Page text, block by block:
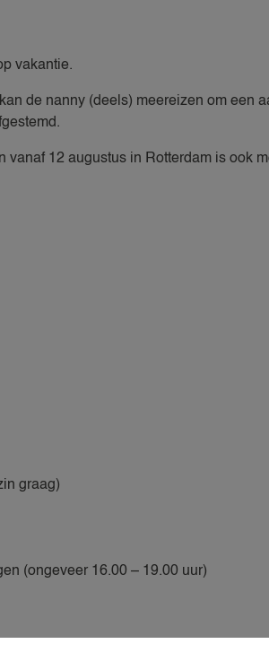
vakantie.
de nanny (deels) meereizen om een
vanaf 12 augustus in Rotterdam is ook
graag)
(ongeveer 16.00 – 19.00 uur)